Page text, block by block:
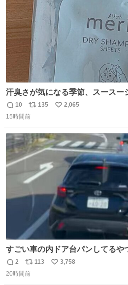
汗臭さが気になる季節、スースー
とにかくスッキリする。2年くら
介したやつ。おじさんにもおばさ
汗拭きシートみたいなもの。耳裏
汗臭不安を解消。
返
信
10
リ
ポ
ト
数
135
い
数
2,065
15時間前
すごい車の内ドア台パンしてるや
ｗｗｗｗｗｗ
返
信
2
リ
ポ
113
い
3,758
20時間前